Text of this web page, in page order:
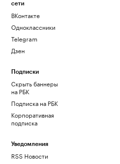
сети
ВКонтакте
Одноклассники
Telegram
Дзен
Подписки
Скрыть баннеры
на РБК
Подписка на РБК
Корпоративная
подписка
Уведомления
RSS Новости